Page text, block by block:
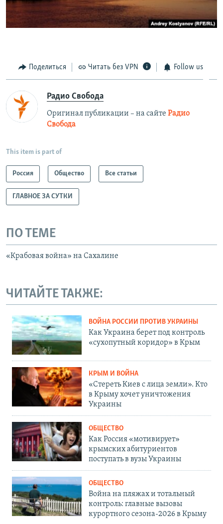
Поделиться Читать без VPN Follow us
Радио Свобода
Оригинал публикации – на сайте Радио
Свобода
This item is part of
Россия Общество Все статьи
ГЛАВНОЕ ЗА СУТКИ
ПО ТЕМЕ
«Крабовая война» на Сахалине
ЧИТАЙТЕ ТАКЖЕ:
ВОЙНА РОССИИ ПРОТИВ УКРАИНЫ
Как Украина берет под контроль
«сухопутный коридор» в Крым
КРЫМ И ВОЙНА
«Стереть Киев с лица земли». Кто
в Крыму хочет уничтожения
Украины
ОБЩЕСТВО
Как Россия «мотивирует»
крымских абитуриентов
поступать в вузы Украины
ОБЩЕСТВО
Война на пляжах и тотальный
контроль: главные вызовы
курортного сезона-2026 в Крыму